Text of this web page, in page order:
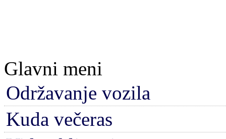
Glavni meni
Održavanje vozila
Kuda večeras